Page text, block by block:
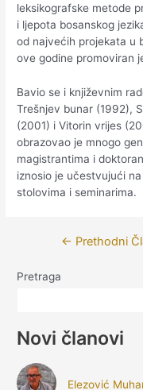
leksikografske metode
i ljepota bosanskog
od najvećih projekata u
ove godine promoviran
Bavio se i književnim
Trešnjev bunar (1992),
(2001) i Vitorin vrijes
obrazovao je mnogo
magistrantima i
iznosio je učestvujući
stolovima i seminarima.
Navigacija
← Prethodni
Pretraga
Novi članovi
Elezović